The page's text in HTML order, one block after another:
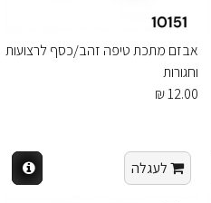
אבזם מתכת טיפה זהב/כסף לרצועות
וחגורות
12.00 ₪
לעגלה